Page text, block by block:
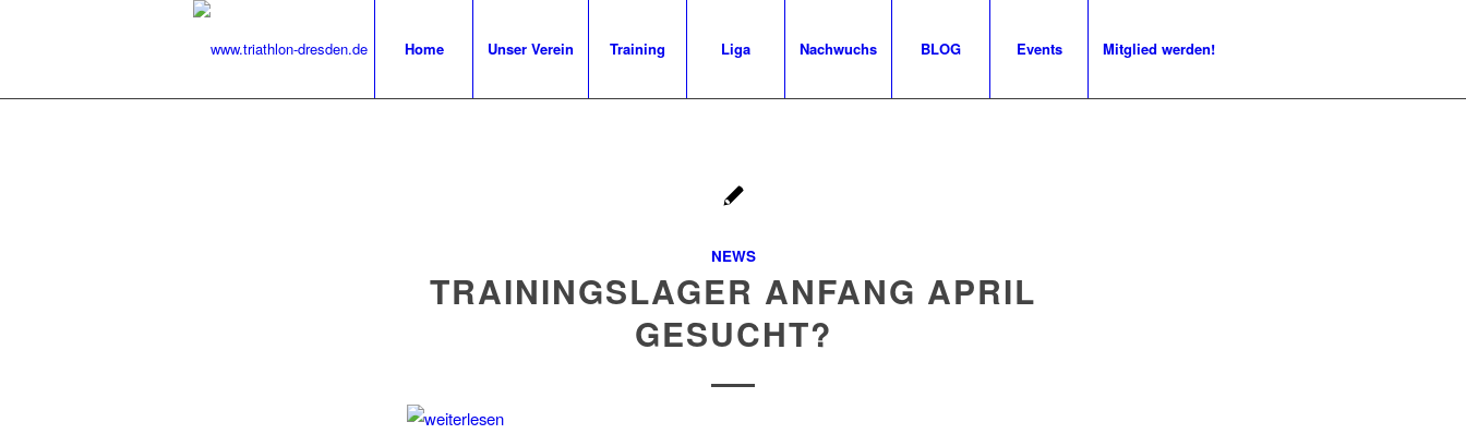
Home Unser Verein Training Liga Nachwuchs BLOG Events Mitglied werden!
NEWS
TRAININGSLAGER ANFANG APRIL
GESUCHT?